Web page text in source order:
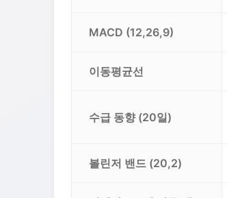
MACD (12,26,9)
이동평균선
수급 동향 (20일)
볼린저 밴드 (20,2)